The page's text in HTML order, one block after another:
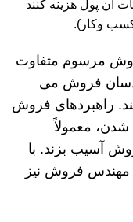
آن پول هزینه کنند
کسب وکار).
مرسوم متفاوت
فروش می
راهبردهای فروش
معمولاً
آسیب بزند. با
مهندس فروش نیز